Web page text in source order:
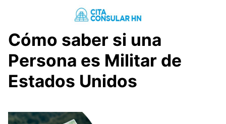
Cómo saber si una
Persona es Militar de
Estados Unidos